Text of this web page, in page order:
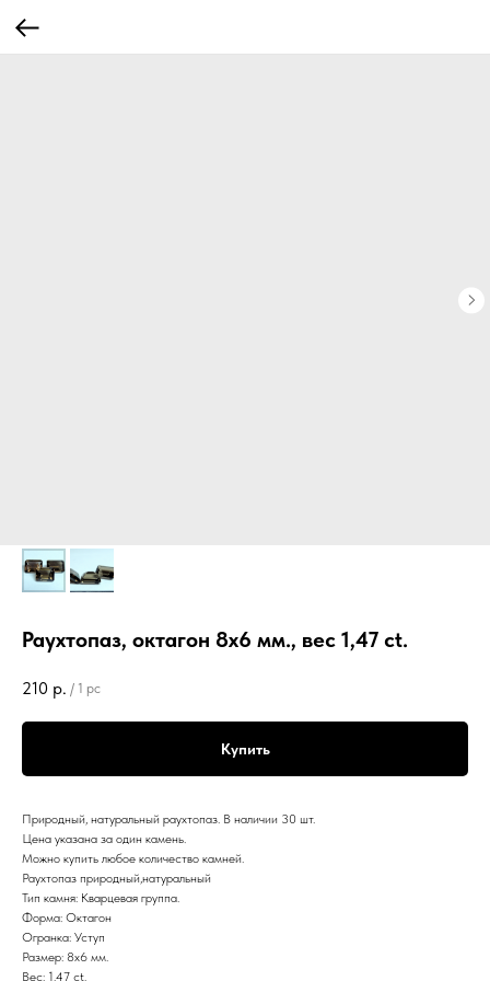
Раухтопаз, октагон 8х6 мм., вес 1,47 ct.
210 р. / 1 pc
Купить
Природный, натуральный раухтопаз. В наличии 30 шт.
Цена указана за один камень.
Можно купить любое количество камней.
Раухтопаз природный,натуральный
Тип камня: Кварцевая группа.
Форма: Октагон
Огранка: Уступ
Размер: 8х6 мм.
Вес: 1.47 ct.